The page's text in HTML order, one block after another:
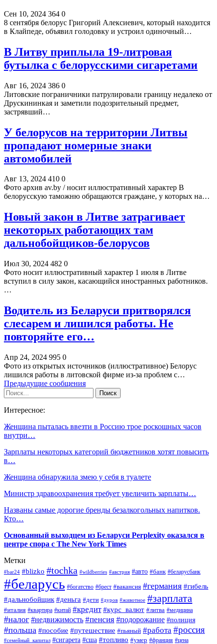
Сен 10, 2024 364 0
8 сентября белорус Григорий Алексиевич, который находится
в Клайпеде, объявил голодовку и устроил одиночный…
В Литву приплыла 19-литровая
бутылка с белорусскими сигаретами
Авг 16, 2024 386 0
Литовские пограничники патрулировали границу недалеко от
Друскининкая и заметили подозрительный предмет,
застрявший…
У белорусов на территории Литвы
пропадают номерные знаки
автомобилей
Авг 13, 2024 410 0
Фото архив av.by / носит иллюстративный характер В
белорусскую таможню обращаются граждане, у которых на…
Новый закон в Литве затрагивает
некоторых работающих там
дальнобойщиков-белорусов
Июл 30, 2024 482 0
Фото носит иллюстративный характер 1 июля в Литве
вступил в силу закон, касающийся иностранных работников.
…
Водитель из Беларуси притворялся
слесарем и лишился работы. Не
повторяйте его…
Апр 24, 2024 995 0
Фото из открытых источников (иллюстративное) Белорус
лишился работы в литовской фирме из-за проблем с…
Предыдущие сообщения
Интересное:
Женщина пыталась ввезти в Россию трое роскошных часов
внутри…
Зарплаты некоторых категорий бюджетников хотят повысить
в…
Женщина обнаружила змею у себя в туалете
Министр здравоохранения требует увеличить зарплаты…
Названы самые дорогие бренды безалкогольных напитков.
Кто…
Основанный выходцем из Беларуси Perplexity оказался в
центре спора с The New York Times
Метки
#bar24 #blizko #tochka #wildberries #австрия #авто #банк #беларусбанк
#беларусь #богатство #брест #вакансия #германия #гибель
#дальнобойщик #деньга #дети #дуров #животное #зарплата
#италия #квартира #китай #кредит #курс_валют #литва #медицина
#налог #недвижимость #пенсия #подорожание #полиция
#польша #пособие #путешествие #пьяный #работа #россия
#семейный_капитал #сигарета #сша #топливо #умер #франция #цена